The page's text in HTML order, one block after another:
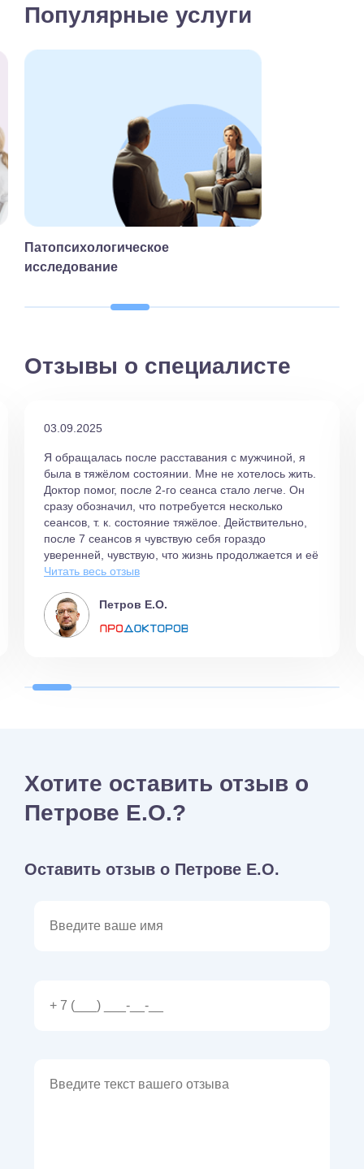
Популярные услуги
Патопсихологическое
исследование
Отзывы о специалисте
03.09.2025
Я обращалась после расставания с мужчиной, я
была в тяжёлом состоянии. Мне не хотелось жить.
Доктор помог, после 2-го сеанса стало легче. Он
сразу обозначил, что потребуется несколько
сеансов, т. к. состояние тяжёлое. Действительно,
после 7 сеансов я чувствую себя гораздо
уверенней, чувствую, что жизнь продолжается и её
стоит жить.Научил методикам решения проблем, т.
Читать весь отзыв
Петров Е.О.
Хотите оставить отзыв о
Петрове Е.О.?
Оставить отзыв о Петрове Е.О.